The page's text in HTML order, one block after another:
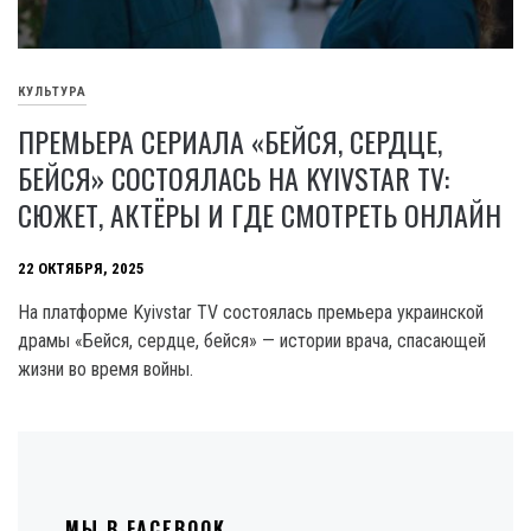
КУЛЬТУРА
ПРЕМЬЕРА СЕРИАЛА «БЕЙСЯ, СЕРДЦЕ,
БЕЙСЯ» СОСТОЯЛАСЬ НА KYIVSTAR TV:
СЮЖЕТ, АКТЁРЫ И ГДЕ СМОТРЕТЬ ОНЛАЙН
22 ОКТЯБРЯ, 2025
На платформе Kyivstar TV состоялась премьера украинской
драмы «Бейся, сердце, бейся» — истории врача, спасающей
жизни во время войны.